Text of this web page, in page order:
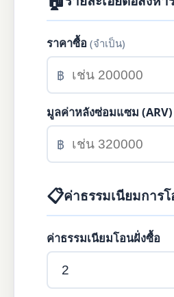
ราคาซื้อ (จำเป็น)
฿
มูลค่าหลังซ่อมแซม (ARV)
฿
📋ค่าธรรมเนียมการ
ค่าธรรมเนียมโอนฝั่งซื้อ